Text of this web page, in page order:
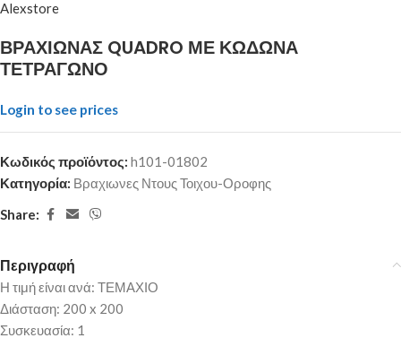
Alexstore
ΒΡΑΧΙΩΝΑΣ QUADRO ΜΕ ΚΩΔΩΝΑ
ΤΕΤΡΑΓΩΝΟ
Login to see prices
Κωδικός προϊόντος: h101-01802
Κατηγορία: Βραχιωνες Ντους Τοιχου-Οροφης
Share:
Περιγραφή
Η τιμή είναι ανά: ΤΕΜΑΧΙΟ
Διάσταση: 200 x 200
Συσκευασία: 1